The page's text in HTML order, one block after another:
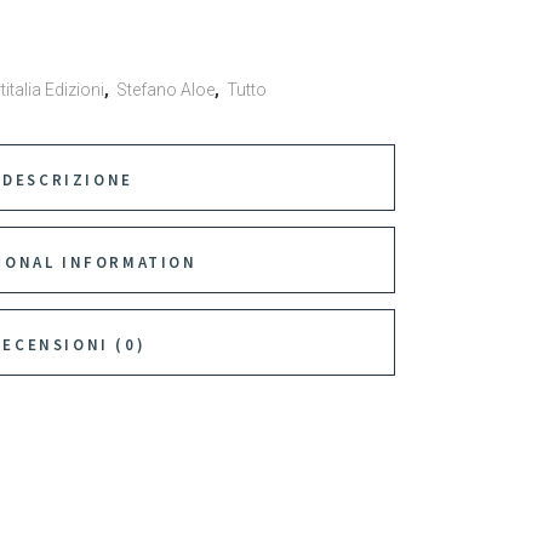
Edizioni, Stefano Aloe, Tutto
DESCRIZIONE
INFORMATION
(0)